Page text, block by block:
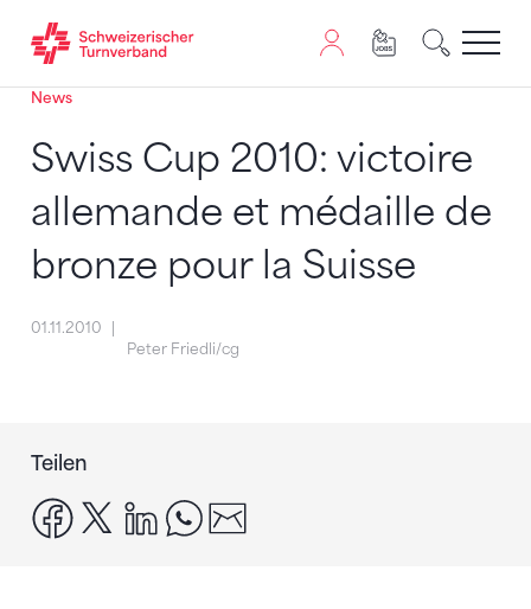
Zum Inhalt springen
Zur Sitemap navigieren
Zum Navigieren dieser Seite wird JavaScript benötigt.
News
Swiss Cup 2010: victoire
allemande et médaille de
bronze pour la Suisse
01.11.2010
Peter Friedli/cg
Teilen
facebook
x linkedinwhatsapp